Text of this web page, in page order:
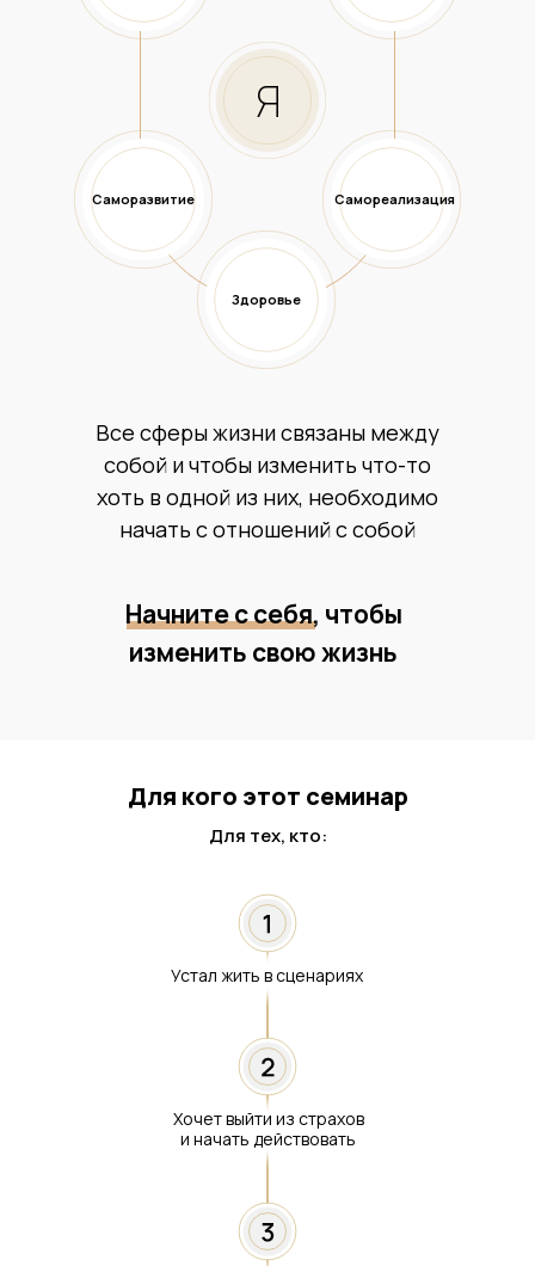
Получить доступ к семинару
бесплатно
Самореализация
Саморазвитие
Здоровье
Я
Все сферы жизни связаны между
собой и чтобы изменить что-то
хоть в одной из них, необходимо
начать с отношений с собой
Начните с себя, чтобы
изменить свою жизнь
Для кого этот семинар
Для тех, кто:
Устал жить в сценариях
Хочет выйти из страхов
и начать действовать